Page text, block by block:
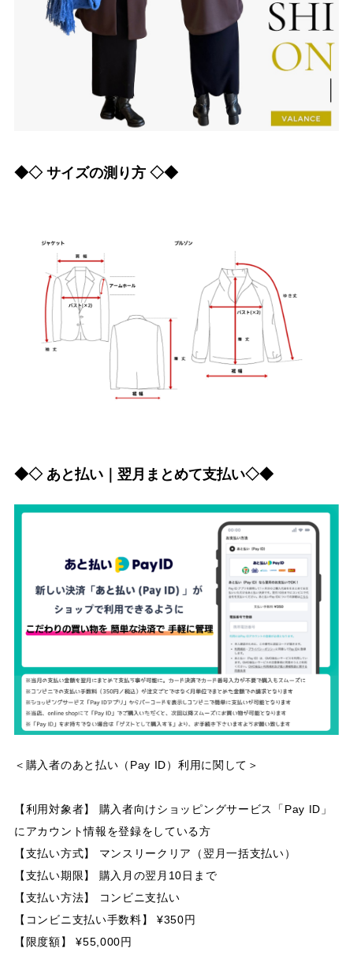
◆◇ サイズの測り方 ◇◆
◆◇ あと払い｜翌月まとめて支払い◇◆
＜購入者のあと払い（Pay ID）利用に関して＞
【利用対象者】 購入者向けショッピングサービス「Pay ID」
にアカウント情報を登録をしている方
【支払い方式】 マンスリークリア（翌月一括支払い）
【支払い期限】 購入月の翌月10日まで
【支払い方法】 コンビニ支払い
【コンビニ支払い手数料】 ¥350円
【限度額】 ¥55,000円